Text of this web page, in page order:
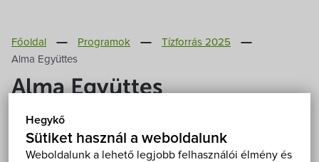
Hegykő
Sütiket használ a weboldalunk
Weboldalunk a lehető legjobb felhasználói élmény és
Megközelítés
Fontos telefonszámok
Földrajzi adottság
Szabadidő
Éttermek
Főoldal Programok
Tízforrás 2025
Alma Együttes
Alma Együttes
2025. július 19. (szombat) 10:00
Hegykő, Szabadtéri színpad 9437 Hegykő
Mutasd a térképen